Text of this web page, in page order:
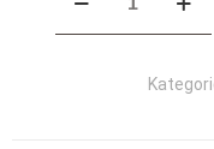
Ekskluzywny
Platynowy